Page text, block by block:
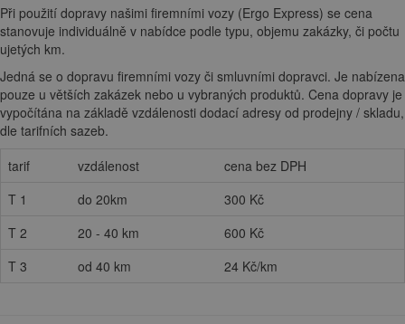
Při použití dopravy našimi firemními vozy (Ergo Express) se cena
stanovuje individuálně v nabídce podle typu, objemu zakázky, či počtu
ujetých km.
Jedná se o dopravu firemními vozy či smluvními dopravci. Je nabízena
pouze u větších zakázek nebo u vybraných produktů. Cena dopravy je
vypočítána na základě vzdálenosti dodací adresy od prodejny / skladu,
dle tarifních sazeb.
tarif
vzdálenost
cena bez DPH
T 1
do 20km
300 Kč
T 2
20 - 40 km
600 Kč
T 3
od 40 km 24 Kč/km